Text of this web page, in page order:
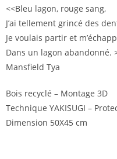
<<Bleu lagon, rouge sang,
J’ai tellement grincé des
Je voulais partir et
Dans un lagon abandonné.
Mansfield Tya
Bois recyclé – Montage 3D
Technique YAKISUGI –
Dimension 50X45 cm